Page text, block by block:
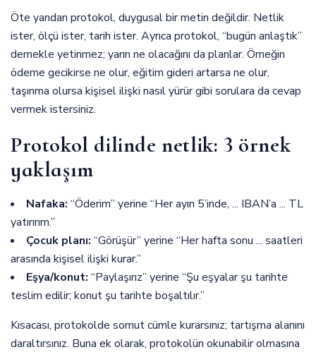
Öte yandan protokol, duygusal bir metin değildir. Netlik
ister, ölçü ister, tarih ister. Ayrıca protokol, “bugün anlaştık”
demekle yetinmez; yarın ne olacağını da planlar. Örneğin
ödeme gecikirse ne olur, eğitim gideri artarsa ne olur,
taşınma olursa kişisel ilişki nasıl yürür gibi sorulara da cevap
vermek istersiniz.
Protokol dilinde netlik: 3 örnek
yaklaşım
Nafaka: “Öderim” yerine “Her ayın 5’inde, ... IBAN’a ... TL
yatırırım.”
Çocuk planı: “Görüşür” yerine “Her hafta sonu ... saatleri
arasında kişisel ilişki kurar.”
Eşya/konut: “Paylaşırız” yerine “Şu eşyalar şu tarihte
teslim edilir; konut şu tarihte boşaltılır.”
Kısacası, protokolde somut cümle kurarsınız; tartışma alanını
daraltırsınız. Buna ek olarak, protokolün okunabilir olmasına